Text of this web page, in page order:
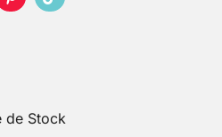
de Stock